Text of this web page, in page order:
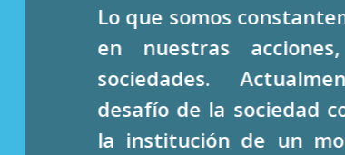
Lo que somos
en nuestras acciones,
sociedades.
desafío de la sociedad
la institución de un